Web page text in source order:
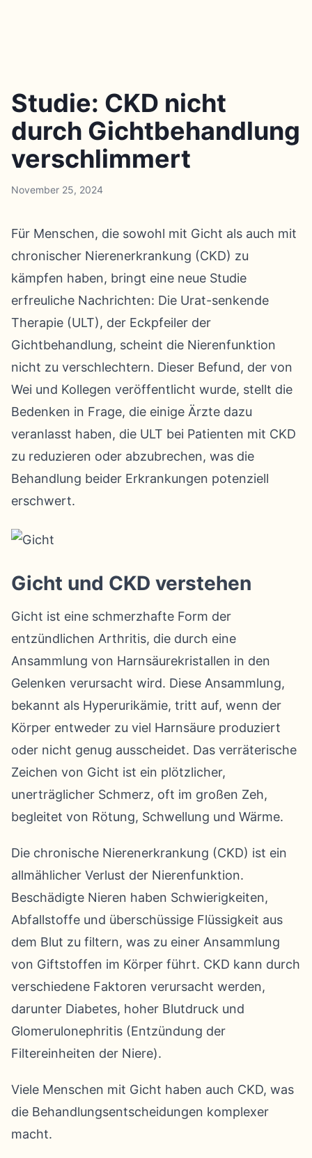
Studie: CKD nicht
durch Gichtbehandlung
verschlimmert
November 25, 2024
Für Menschen, die sowohl mit Gicht als auch mit
chronischer Nierenerkrankung (CKD) zu
kämpfen haben, bringt eine neue Studie
erfreuliche Nachrichten: Die Urat-senkende
Therapie (ULT), der Eckpfeiler der
Gichtbehandlung, scheint die Nierenfunktion
nicht zu verschlechtern. Dieser Befund, der von
Wei und Kollegen veröffentlicht wurde, stellt die
Bedenken in Frage, die einige Ärzte dazu
veranlasst haben, die ULT bei Patienten mit CKD
zu reduzieren oder abzubrechen, was die
Behandlung beider Erkrankungen potenziell
erschwert.
Gicht und CKD verstehen
Gicht ist eine schmerzhafte Form der
entzündlichen Arthritis, die durch eine
Ansammlung von Harnsäurekristallen in den
Gelenken verursacht wird. Diese Ansammlung,
bekannt als Hyperurikämie, tritt auf, wenn der
Körper entweder zu viel Harnsäure produziert
oder nicht genug ausscheidet. Das verräterische
Zeichen von Gicht ist ein plötzlicher,
unerträglicher Schmerz, oft im großen Zeh,
begleitet von Rötung, Schwellung und Wärme.
Die chronische Nierenerkrankung (CKD) ist ein
allmählicher Verlust der Nierenfunktion.
Beschädigte Nieren haben Schwierigkeiten,
Abfallstoffe und überschüssige Flüssigkeit aus
dem Blut zu filtern, was zu einer Ansammlung
von Giftstoffen im Körper führt. CKD kann durch
verschiedene Faktoren verursacht werden,
darunter Diabetes, hoher Blutdruck und
Glomerulonephritis (Entzündung der
Filtereinheiten der Niere).
Viele Menschen mit Gicht haben auch CKD, was
die Behandlungsentscheidungen komplexer
macht.